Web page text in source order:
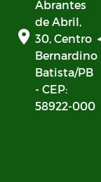
Abrantes
de Abril,
30, Centro
Bernardino
Batista/PB
- CEP:
58922-000